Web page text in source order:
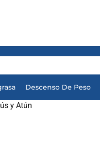
Descenso De Peso